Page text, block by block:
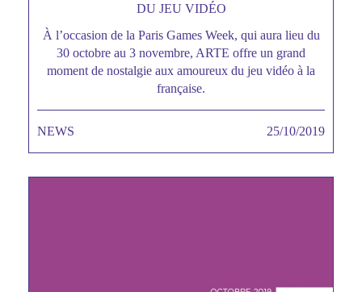
DU JEU VIDÉO
Sous
titre
À l’occasion de la Paris Games Week, qui aura lieu du
30 octobre au 3 novembre, ARTE offre un grand
moment de nostalgie aux amoureux du jeu vidéo à la
française.
TAGS MINEURES
NEWS Date
25/10/2019